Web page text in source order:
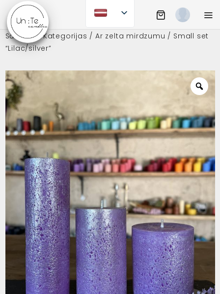
Skip
to
content
UN:TE CANDLES
Shopping Cart
Sākums/Kategorijas / Ar zelta mirdzumu / Small set
“Lilac/silver”